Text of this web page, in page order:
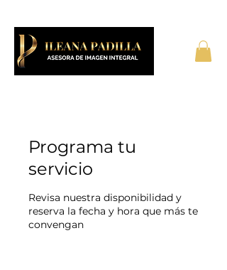
Programa tu
servicio
Revisa nuestra disponibilidad y
reserva la fecha y hora que más te
convengan